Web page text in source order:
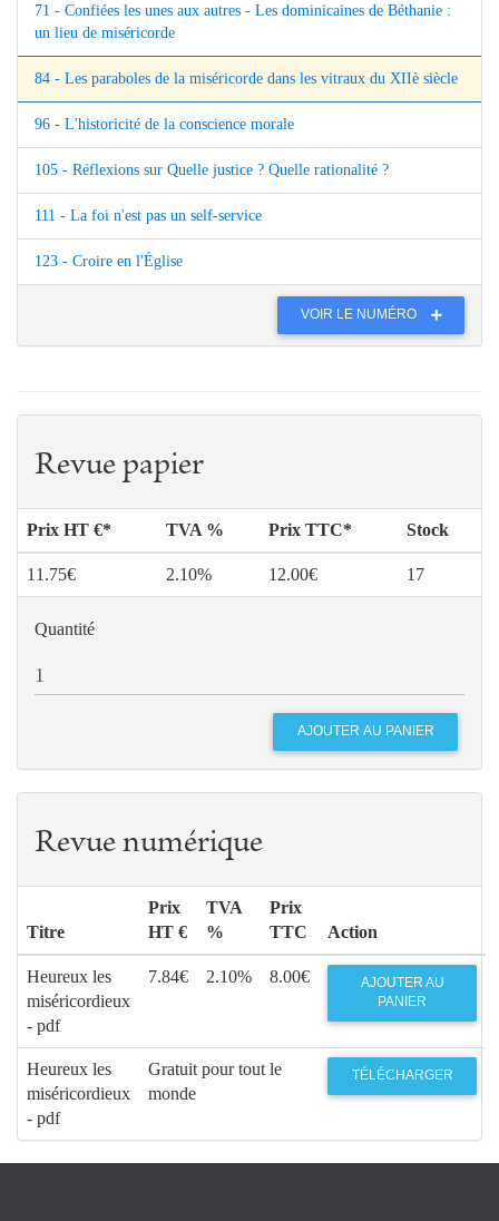
71 - Confiées les unes aux autres - Les dominicaines de Béthanie :
un lieu de miséricorde
84 - Les paraboles de la miséricorde dans les vitraux du XIIè siècle
96 - L'historicité de la conscience morale
105 - Réflexions sur Quelle justice ? Quelle rationalité ?
111 - La foi n'est pas un self-service
123 - Croire en l'Église
VOIR LE NUMÉRO
Revue papier
Prix HT €* TVA % Prix TTC* Stock
11.75€ 2.10% 12.00€ 17
Quantité
Revue numérique
Titre
Prix
HT €
TVA
%
Prix
TTC
Action
Heureux les
miséricordieux
- pdf
7.84€ 2.10% 8.00€
AJOUTER AU
PANIER
Heureux les
miséricordieux
- pdf
Gratuit pour tout le
monde
TÉLÉCHARGER